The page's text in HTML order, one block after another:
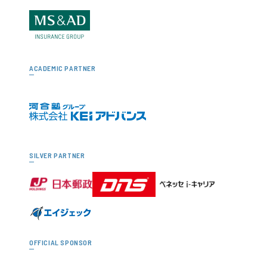
ACADEMIC PARTNER
SILVER PARTNER
OFFICIAL SPONSOR